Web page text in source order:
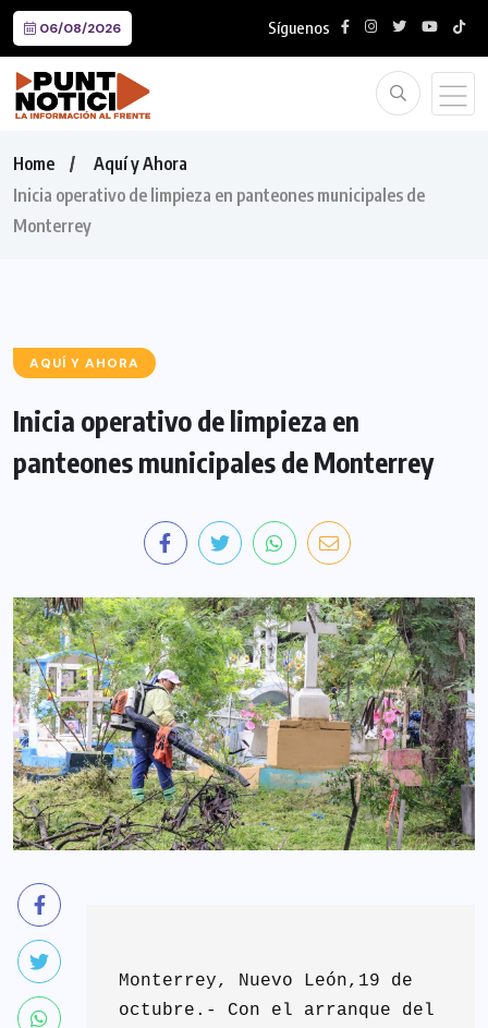
06/08/2026 Síguenos
Home
Aquí y Ahora
Inicia operativo de limpieza en panteones municipales de
Monterrey
AQUÍ Y AHORA
Inicia operativo de limpieza en
panteones municipales de Monterrey
Monterrey, Nuevo León,19 de
octubre.- Con el arranque del